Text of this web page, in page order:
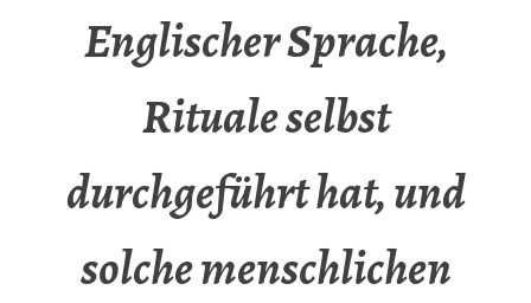
Englischer Sprache,
Rituale selbst
durchgeführt hat, und
solche menschlichen